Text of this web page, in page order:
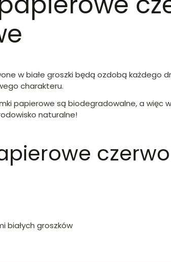
w białe groszki będą ozdobą każdego
charakteru.
papierowe są biodegradowalne, a
naturalne!
białych groszków